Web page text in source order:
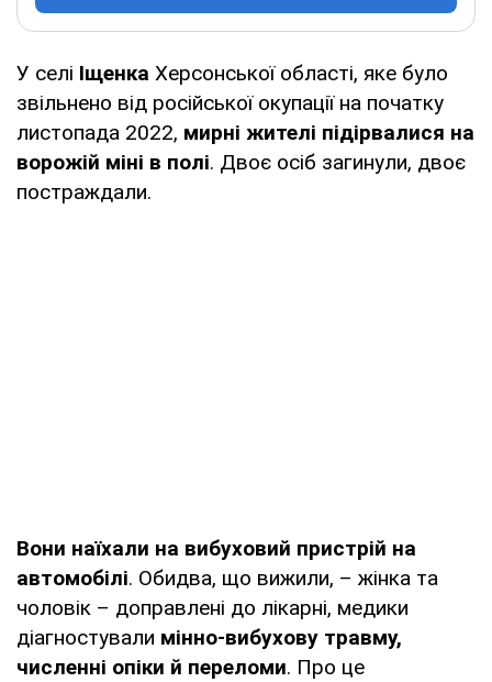
У селі Іщенка Херсонської області, яке було
звільнено від російської окупації на початку
листопада 2022, мирні жителі підірвалися на
ворожій міні в полі. Двоє осіб загинули, двоє
постраждали.
Вони наїхали на вибуховий пристрій на
автомобілі. Обидва, що вижили, – жінка та
чоловік – доправлені до лікарні, медики
діагностували мінно-вибухову травму,
численні опіки й переломи. Про це